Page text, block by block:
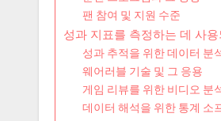
팬 참여 및 지원 수준
성과 지표를 측정하는 데 사
성과 추적을 위한 데이터 분
웨어러블 기술 및 그 응용
게임 리뷰를 위한 비디오 분
데이터 해석을 위한 통계 소